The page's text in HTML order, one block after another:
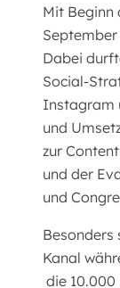
Mit Beginn
Dabei
Social-
Instagram
und
zur
und der
und
Besonders
Kanal
die 10.000